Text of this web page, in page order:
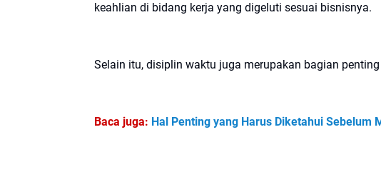
keahlian di bidang kerja yang digeluti sesuai bisnisnya.
Selain itu, disiplin waktu juga merupakan bagian
Baca juga: Hal Penting yang Harus Diketahui Sebelum